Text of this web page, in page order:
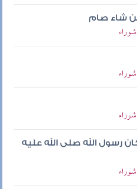
شاء صام
رسول الله صلى الله عليه